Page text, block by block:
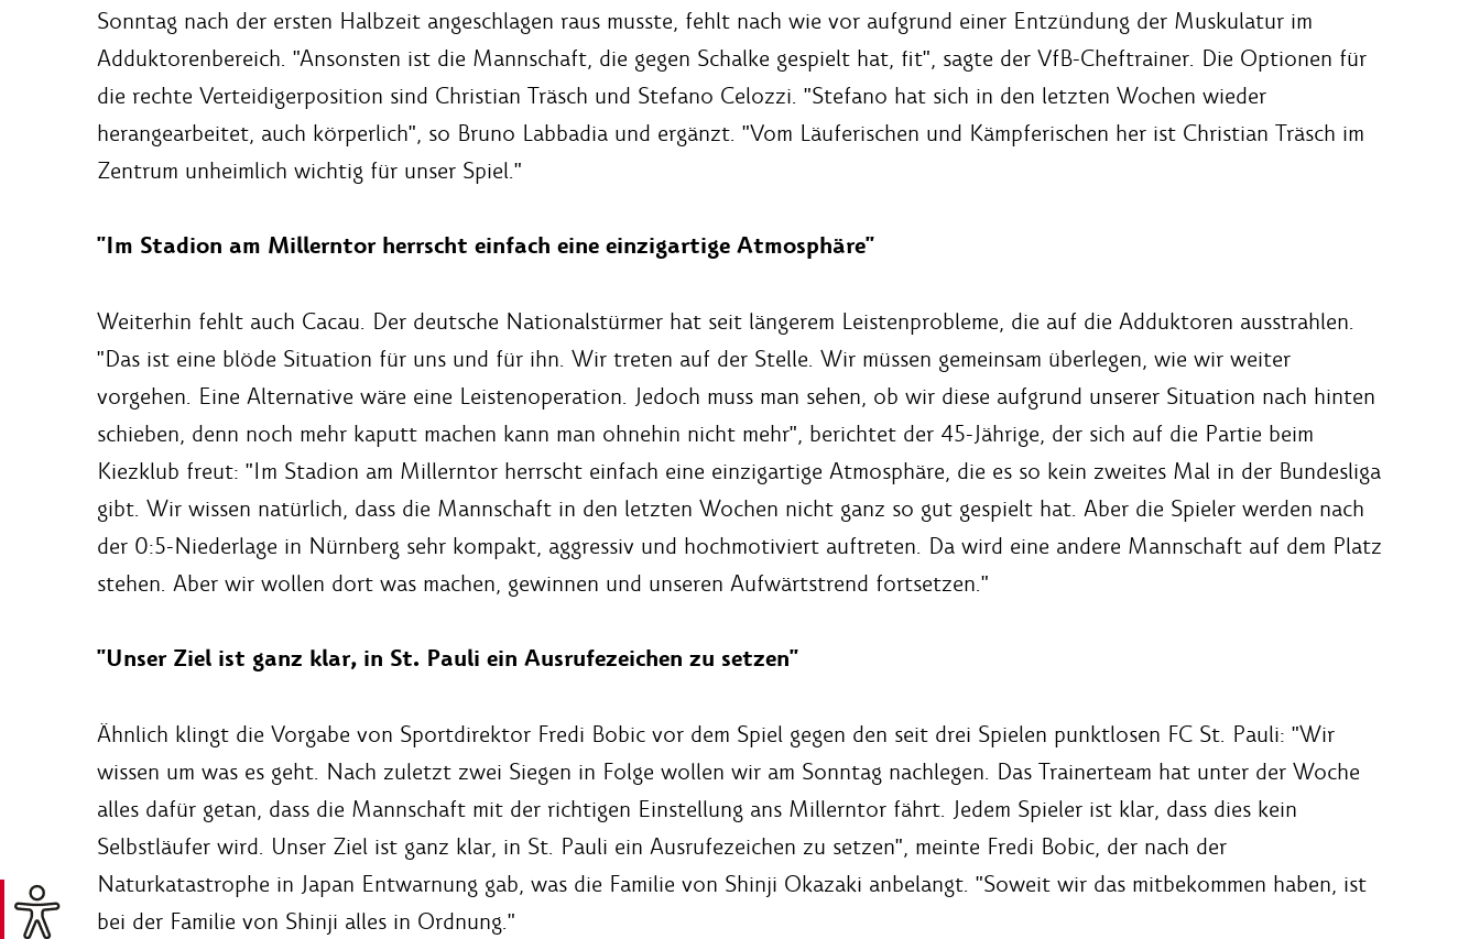
Sonntag nach der ersten Halbzeit angeschlagen raus musste, fehlt nach wie vor aufgrund einer Entzündung der Muskulatur im
Adduktorenbereich. "Ansonsten ist die Mannschaft, die gegen Schalke gespielt hat, fit", sagte der VfB-Cheftrainer. Die Optionen für
die rechte Verteidigerposition sind Christian Träsch und Stefano Celozzi. "Stefano hat sich in den letzten Wochen wieder
herangearbeitet, auch körperlich", so Bruno Labbadia und ergänzt. "Vom Läuferischen und Kämpferischen her ist Christian Träsch im
Zentrum unheimlich wichtig für unser Spiel."
"Im Stadion am Millerntor herrscht einfach eine einzigartige Atmosphäre"
Weiterhin fehlt auch Cacau. Der deutsche Nationalstürmer hat seit längerem Leistenprobleme, die auf die Adduktoren ausstrahlen.
"Das ist eine blöde Situation für uns und für ihn. Wir treten auf der Stelle. Wir müssen gemeinsam überlegen, wie wir weiter
vorgehen. Eine Alternative wäre eine Leistenoperation. Jedoch muss man sehen, ob wir diese aufgrund unserer Situation nach hinten
schieben, denn noch mehr kaputt machen kann man ohnehin nicht mehr", berichtet der 45-Jährige, der sich auf die Partie beim
Kiezklub freut: "Im Stadion am Millerntor herrscht einfach eine einzigartige Atmosphäre, die es so kein zweites Mal in der Bundesliga
gibt. Wir wissen natürlich, dass die Mannschaft in den letzten Wochen nicht ganz so gut gespielt hat. Aber die Spieler werden nach
der 0:5-Niederlage in Nürnberg sehr kompakt, aggressiv und hochmotiviert auftreten. Da wird eine andere Mannschaft auf dem Platz
stehen. Aber wir wollen dort was machen, gewinnen und unseren Aufwärtstrend fortsetzen."
"Unser Ziel ist ganz klar, in St. Pauli ein Ausrufezeichen zu setzen"
Ähnlich klingt die Vorgabe von Sportdirektor Fredi Bobic vor dem Spiel gegen den seit drei Spielen punktlosen FC St. Pauli: "Wir
wissen um was es geht. Nach zuletzt zwei Siegen in Folge wollen wir am Sonntag nachlegen. Das Trainerteam hat unter der Woche
alles dafür getan, dass die Mannschaft mit der richtigen Einstellung ans Millerntor fährt. Jedem Spieler ist klar, dass dies kein
Selbstläufer wird. Unser Ziel ist ganz klar, in St. Pauli ein Ausrufezeichen zu setzen", meinte Fredi Bobic, der nach der
Naturkatastrophe in Japan Entwarnung gab, was die Familie von Shinji Okazaki anbelangt. "Soweit wir das mitbekommen haben, ist
bei der Familie von Shinji alles in Ordnung."